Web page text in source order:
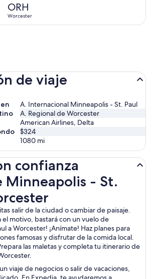
ORH
Worcester
de viaje
A. Internacional Minneapolis - St. Paul
A. Regional de Worcester
American Airlines, Delta
$324
1080 mi
confianza
Minneapolis - St.
salir de la ciudad o cambiar de paisaje.
el motivo, bastará con un vuelo de
a Worcester! ¡Anímate! Haz planes para
famosas y disfrutar de la comida local.
las maletas y completa tu itinerario de
viaje de negocios o salir de vacaciones,
- St. Paul a Worcester